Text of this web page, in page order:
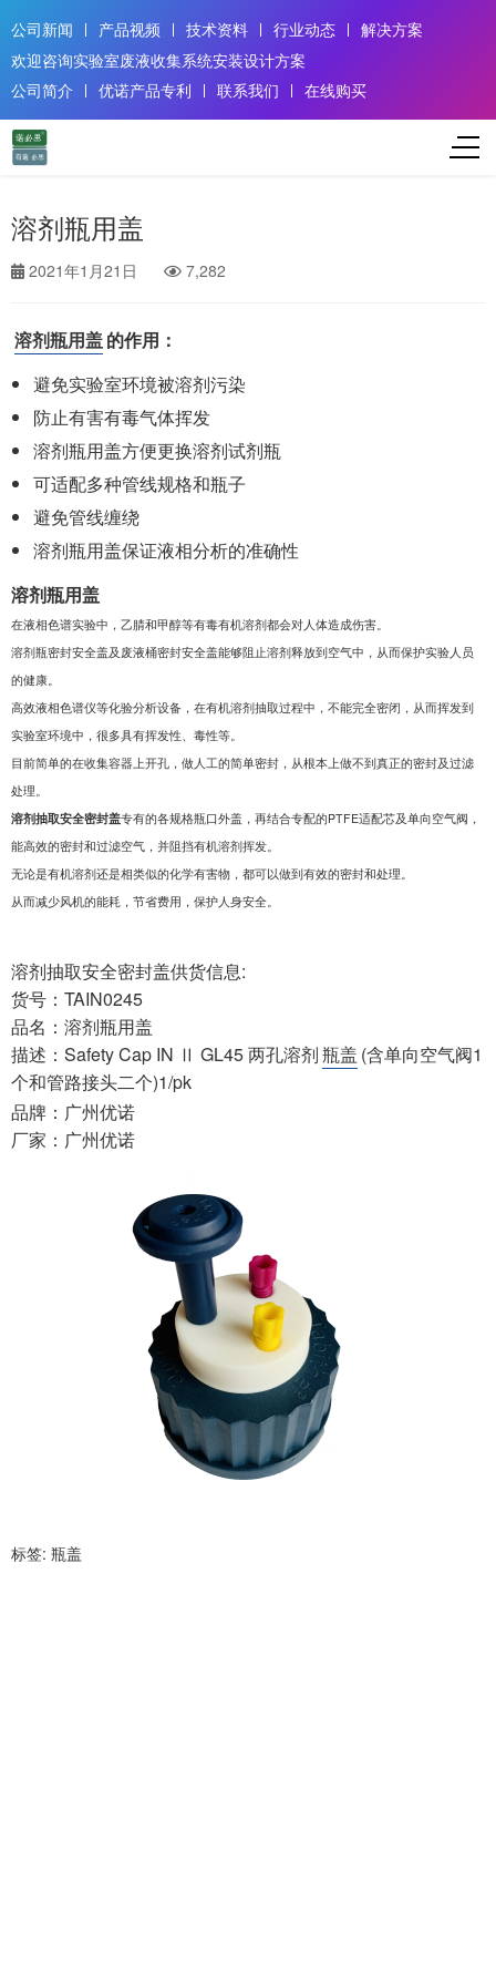
公司新闻 产品视频 技术资料 行业动态
解决方案
欢迎咨询实验室废液收集系统安装设计方案
公司简介
优诺产品专利 联系我们 在线购买
溶剂瓶用盖
2021年1月21日 7,282
溶剂瓶用盖的作用：
避免实验室环境被溶剂污染
防止有害有毒气体挥发
溶剂瓶用盖方便更换溶剂试剂瓶
可适配多种管线规格和瓶子
避免管线缠绕
溶剂瓶用盖保证液相分析的准确性
溶剂瓶用盖
在液相色谱实验中，乙腈和甲醇等有毒有机溶剂都会对人体造成伤害。
溶剂瓶密封安全盖及废液桶密封安全盖能够阻止溶剂释放到空气中，从而保护实验人员
的健康。
高效液相色谱仪等化验分析设备，在有机溶剂抽取过程中，不能完全密闭，从而挥发到
实验室环境中，很多具有挥发性、毒性等。
目前简单的在收集容器上开孔，做人工的简单密封，从根本上做不到真正的密封及过滤
处理。
溶剂抽取安全密封盖专有的各规格瓶口外盖，再结合专配的PTFE适配芯及单向空气阀，
能高效的密封和过滤空气，并阻挡有机溶剂挥发。
无论是有机溶剂还是相类似的化学有害物，都可以做到有效的密封和处理。
从而减少风机的能耗，节省费用，保护人身安全。
溶剂抽取安全密封盖供货信息:
货号：TAIN0245
品名：溶剂瓶用盖
描述：Safety Cap IN Ⅱ GL45 两孔溶剂瓶盖 (含单向空气阀1
个和管路接头二个)1/pk
品牌：广州优诺
厂家：广州优诺
标签: 瓶盖